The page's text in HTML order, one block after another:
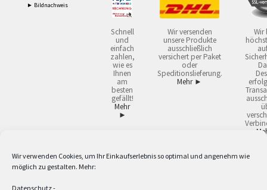
Wir verwenden Cookies, um Ihr Einkaufserlebnis so optimal und angenehm wie
möglich zu gestalten. Mehr:
Datenschutz-
► Bildnachweis
Schnell
und
einfach
zahlen,
wie es
Ihnen
am
besten
gefällt!
Mehr
►
Wir versenden
unsere Produkte
ausschließlich
versichert per Paket
oder
Speditionslieferung.
Mehr ►
Wir
2 Lieferzeiten gelten mit Express-24.
Versandkostenfrei ab 59,90 € Nettowarenwert. Inseln ausgenommen. Unsere